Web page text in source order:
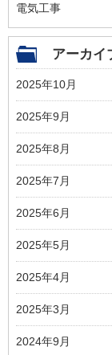
電気工事
アーカイ
2025年10月
2025年9月
2025年8月
2025年7月
2025年6月
2025年5月
2025年4月
2025年3月
2024年9月